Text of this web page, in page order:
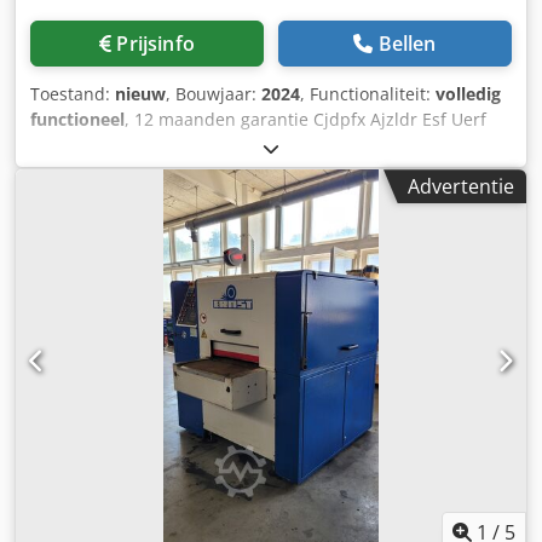
borstelkalibratie die constante consistentie en precisie
verzekeren, evenals volledige ERP-sturing en vlekkeloze
Kortom, het is een finishmachine die volledig voorbereid is
op de toekomst! Wij kunnen u nu deze F200 XL - VAC
showroom machine bouwjaar 2024 aanbieden evt. te
combineren met een WES3000 natwerkende afzuiger en
bijbehorend pijpwerk. Alleen beschikbaar tot deze
verkocht is. Machine wordt geleverd inclusief 1 jaar
garantie excl. slijtdelen. Levering af fabriek Bergeijk. Indien
gewenst kunnen wij de machine ook aanbieden inclusief
transport, installatie en training van uw operators op
locatie. Crjdjyt I U Ujpfx Af Uof Evt. hebben wij ook nog een
jonggebruikte F200 XL machine met magnetische
productfixatie beschikbaar, bouwjaar 2023. Deze machine
is te bezichtigen in de showroom in Nederland. Neem
contact met ons op en wij sturen u een interessante
Prijsinfo Bellen
Toestand: nieuw, Bouwjaar: 2024, Functionaliteit: volledig
functioneel, 12 maanden garantie Cjdpfx Ajzldr Esf Uerf
Advertentie
1 / 5